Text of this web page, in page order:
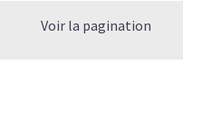
Voir la pagination